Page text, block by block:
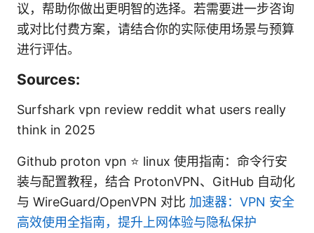
议，帮助你做出更明智的选择。若需要进一步咨询
或对比付费方案，请结合你的实际使用场景与预算
进行评估。
Sources:
Surfshark vpn review reddit what users really
think in 2025
Github proton vpn ⭐ linux 使用指南：命令行安
装与配置教程，结合 ProtonVPN、GitHub 自动化
与 WireGuard/OpenVPN 对比 加速器：VPN 安全
高效使用全指南，提升上网体验与隐私保护